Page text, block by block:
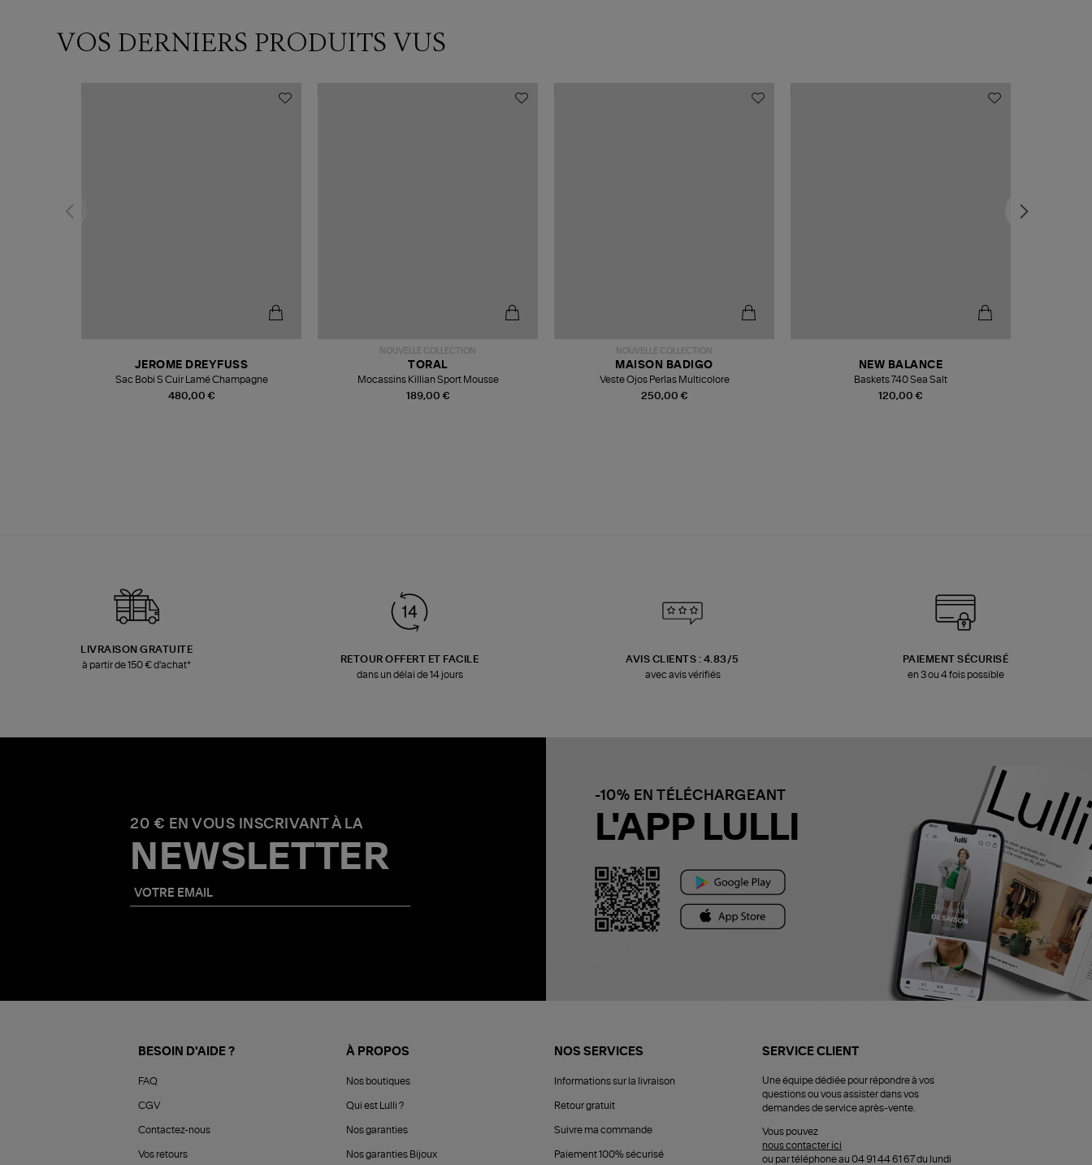
VOS DERNIERS PRODUITS VUS
480,00 €
JEROME DREYFUSS
Sac Bobi S Cuir Lamé Champagne
NOUVELLE COLLECTION
189,00 €
TORAL
Mocassins Killian Sport Mousse
NOUVELLE COLLECTION
250,00 €
MAISON BADIGO
Veste Ojos Perlas Multicolore
120,00 €
NEW BALANCE
Baskets 740 Sea Salt
LIVRAISON GRATUITE
à partir de 150 € d'achat*
RETOUR OFFERT ET FACILE
dans un délai de 14 jours
AVIS CLIENTS : 4.83/5
avec avis vérifiés
PAIEMENT SÉCURISÉ
en 3 ou 4 fois possible
20 € EN VOUS INSCRIVANT À LA
NEWSLETTER
-10% EN TÉLÉCHARGEANT
L'APP LULLI
BESOIN D'AIDE ?
FAQ
CGV
Contactez-nous
Vos retours
À PROPOS
Nos boutiques
Qui est Lulli ?
Nos garanties
Nos garanties Bijoux
NOS SERVICES
Informations sur la livraison
Retour gratuit
Suivre ma commande
Paiement 100% sécurisé
SERVICE CLIENT
Une équipe dédiée pour répondre à vos
questions ou vous assister dans vos
demandes de service après-vente.
Vous pouvez
nous contacter ici
ou par téléphone au 04 91 44 61 67 du lundi